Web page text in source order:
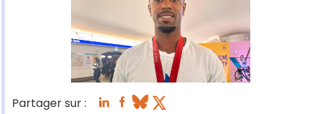
Partager sur :